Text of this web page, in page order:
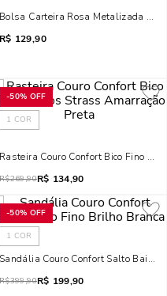
Dourada
Bolsa Carteira Rosa Metalizada
R$ 129,90
Médio Fino Rosa
-50% OFF
1 COR
Rasteira Couro Confort Bico Fino
R$269,90R$ 134,90
-50% OFF
1 COR
Sandália Couro Confort Salto Baixo
R$399,90R$ 199,90